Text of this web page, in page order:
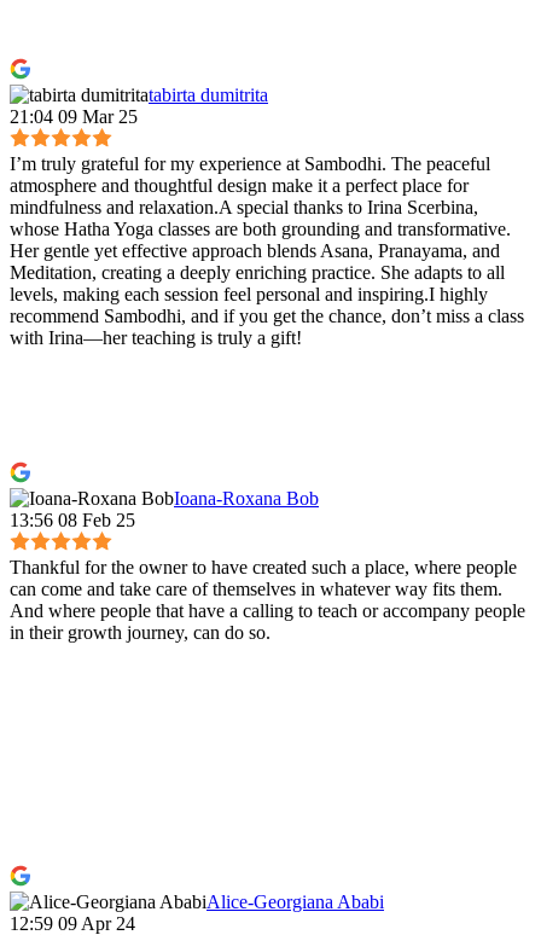
tabirta dumitrita
21:04 09 Mar 25
I’m truly grateful for my experience at Sambodhi. The peaceful
atmosphere and thoughtful design make it a perfect place for
mindfulness and relaxation.A special thanks to Irina Scerbina,
whose Hatha Yoga classes are both grounding and transformative.
Her gentle yet effective approach blends Asana, Pranayama, and
Meditation, creating a deeply enriching practice. She adapts to all
levels, making each session feel personal and inspiring.I highly
recommend Sambodhi, and if you get the chance, don’t miss a class
with Irina—her teaching is truly a gift!
Ioana-Roxana Bob
13:56 08 Feb 25
Thankful for the owner to have created such a place, where people
can come and take care of themselves in whatever way fits them.
And where people that have a calling to teach or accompany people
in their growth journey, can do so.
Alice-Georgiana Ababi
12:59 09 Apr 24